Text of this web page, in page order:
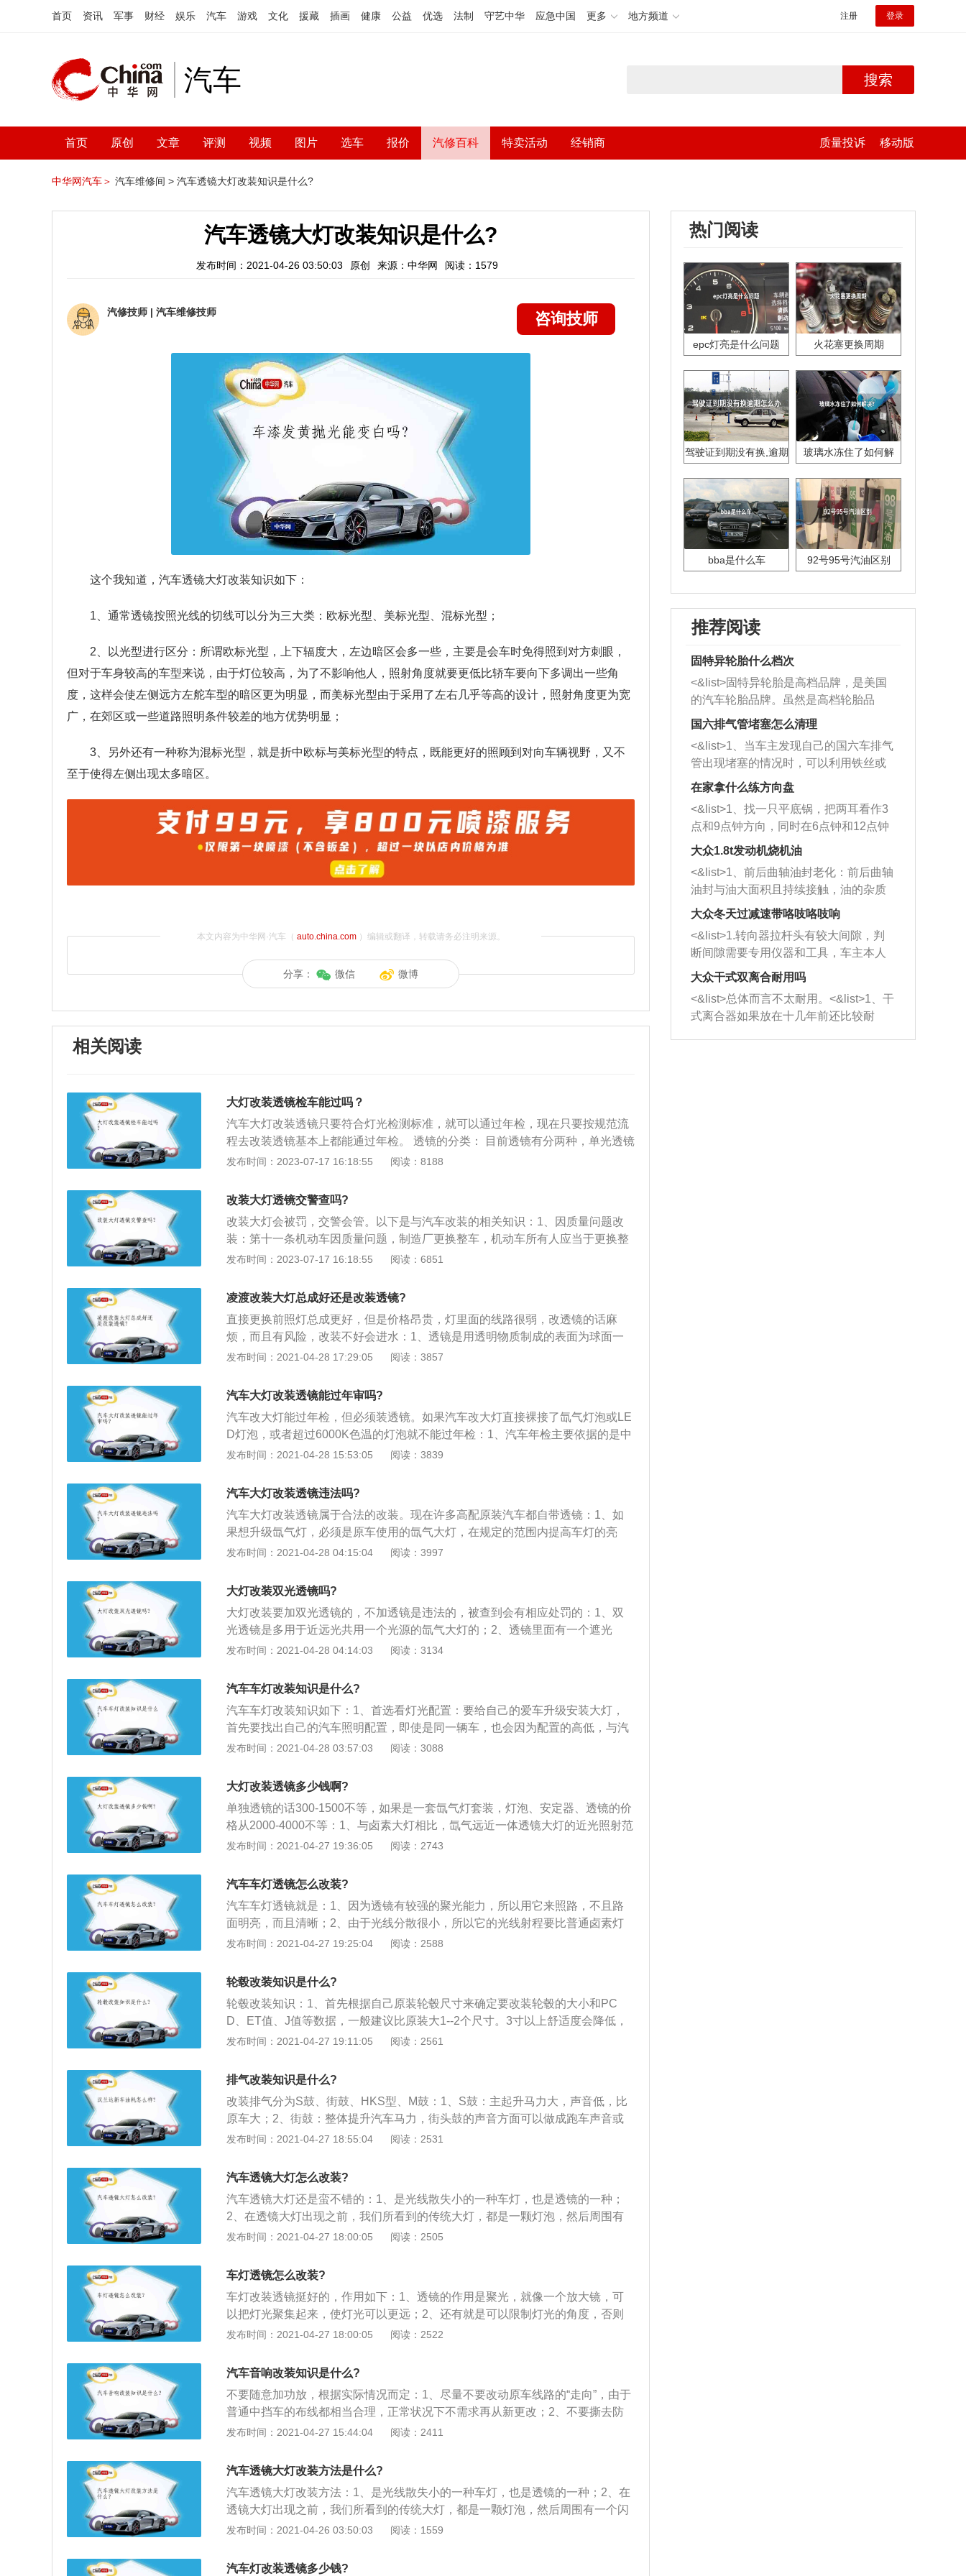
首页 资讯 军事 财经 娱乐 汽车 游戏 文化 援藏 插画 健康 公益 优选 法制 守艺中华 应急中国 更多 地方频道 注册 登录
汽车 搜索
首页 原创 文章 评测 视频 图片 选车 报价 汽修百科 特卖活动 经销商 质量投诉 移动版
中华网汽车＞ 汽车维修间 > 汽车透镜大灯改装知识是什么?
汽车透镜大灯改装知识是什么?
发布时间：2021-04-26 03:50:03 原创 来源：中华网 阅读：1579
汽修技师 | 汽车维修技师 咨询技师
这个我知道，汽车透镜大灯改装知识如下：
1、通常透镜按照光线的切线可以分为三大类：欧标光型、美标光型、混标光型；
2、以光型进行区分：所谓欧标光型，上下辐度大，左边暗区会多一些，主要是会车时免得照到对方刺眼，
但对于车身较高的车型来说，由于灯位较高，为了不影响他人，照射角度就要更低比轿车要向下多调出一些角
度，这样会使左侧远方左舵车型的暗区更为明显，而美标光型由于采用了左右几乎等高的设计，照射角度更为宽
广，在郊区或一些道路照明条件较差的地方优势明显；
3、另外还有一种称为混标光型，就是折中欧标与美标光型的特点，既能更好的照顾到对向车辆视野，又不
至于使得左侧出现太多暗区。
本文内容为中华网·汽车（ auto.china.com）编辑或翻译，转载请务必注明来源。
分享： 微信 微博
相关阅读
大灯改装透镜检车能过吗？
汽车大灯改装透镜只要符合灯光检测标准，就可以通过年检，现在只要按规范流
程去改装透镜基本上都能通过年检。 透镜的分类： 目前透镜有分两种，单光透镜
与双光透镜，需要根据汽车大灯结构来决定。单光透镜里面又分别设计有对应近
它能作类似远、近光转换变换，平时是近光状态，当同时开启远光时，它通过电
磁机构操作变光档片，使近光的灯光也分配到远光照射上去。 透镜的作用： 因为
氙气灯的光线强度很高，光线散射区域非常大。如果不加装透镜，全部光线是四
周散射，无论是照明性还是安全性都成问题（对于对头车是绝对杀手）。加装透
镜之后光线可以得到控制，无论是形状还是指向性才能得到保证。汽车改装注意
发布时间：2023-07-17 16:18:55 阅读：8188
改装大灯透镜交警查吗?
改装大灯会被罚，交警会管。以下是与汽车改装的相关知识：1、因质量问题改
装：第十一条机动车因质量问题，制造厂更换整车，机动车所有人应当于更换整
车后向车辆管理所申请变更登记，填写《机动车变更登记申请表》，提交法定证
回原行驶证，重新核发行驶证，收存机动车整车出厂合格证明或者进口机动车进
口凭证，退还原机动车整车出厂合格证明或者进口机动车进口凭证。不属于国家
机动车产品主管部门认定免予检验的车型，还应当查验机动车安全技术检验合格
证明。2、因营运需求改装：第十二条营运机动车改为非营运机动车或者非营运
机动车改为营运机动车、机动车所有人的住所迁出车辆管理所管辖区，应当于变
之日起一日内查验申请事项发生变更的证明，收回原行驶证，重新核发行驶证。
需要改变机动车登记编号，收回原号牌、行驶证，确定新的机动车登记编号，重
新核发号牌、行驶证和检验合格标志。机动车所有人的住所迁出车辆管理所管辖
当密封，交由机动车所有人携带，于九十日内到住所地车辆管理所申请机动车转
发布时间：2023-07-17 16:18:55 阅读：6851
凌渡改装大灯总成好还是改装透镜?
直接更换前照灯总成更好，但是价格昂贵，灯里面的线路很弱，改透镜的话麻
烦，而且有风险，改装不好会进水：1、透镜是用透明物质制成的表面为球面一
部分的光学元件，镜头是由几片透镜组成的，有塑胶透镜（plastic）和玻璃透镜
1G1P、1G2P、2G2P、4G等，透镜越多，成本越高；3、因此一个品质好的摄
像头应该是采用玻璃镜头的，其成像效果要比塑胶镜头好，在天文、军事、交
通、医学、艺术等领域发挥着重要作用。
发布时间：2021-04-28 17:29:05 阅读：3857
汽车大灯改装透镜能过年审吗?
汽车改大灯能过年检，但必须装透镜。如果汽车改大灯直接裸接了氙气灯泡或LE
D灯泡，或者超过6000K色温的灯泡就不能过年检：1、汽车年检主要依据的是中
华人民共和国国家标准GB7258-2012《机动车运行安全技术条件》，年检主要内
出不应眩目也就是只要裸接氙气灯泡或者LED大灯没有透镜的都判为不合格；
3、另外技术条件中对小车灯光的强制限制只有“前照灯远光光束发光强度最小值
要求”即达到18000，在用车15000（单位为坎德拉）；4、也就是年检检测灯光的
强度，国家的法规只有下限，没有上限，远光过了1450流明就没问题了。
发布时间：2021-04-28 15:53:05 阅读：3839
汽车大灯改装透镜违法吗?
汽车大灯改装透镜属于合法的改装。现在许多高配原装汽车都自带透镜：1、如
果想升级氙气灯，必须是原车使用的氙气大灯，在规定的范围内提高车灯的亮
度；2、还有就是对于原车使用卤素灯泡的车，要升级为氙气灯的话需要增加一
规定造成车辆年审不能通过，或在路上被交警查处。
发布时间：2021-04-28 04:15:04 阅读：3997
大灯改装双光透镜吗?
大灯改装要加双光透镜的，不加透镜是违法的，被查到会有相应处罚的：1、双
光透镜是多用于近远光共用一个光源的氙气大灯的；2、透镜里面有一个遮光
片，远近光是通过遮光片的上下移动实现的，这样，只需一个氙气灯泡，就可以
用，提高了汽车夜间行车的方便性和便利性。
发布时间：2021-04-28 04:14:03 阅读：3134
汽车车灯改装知识是什么?
汽车车灯改装知识如下：1、首选看灯光配置：要给自己的爱车升级安装大灯，
首先要找出自己的汽车照明配置，即使是同一辆车，也会因为配置的高低，与汽
车前照灯会有所不同，一般来说，低配的一般都是卤素灯，高配的一般会配氙气
碗的卤灯，改装的时候需要在原车灯碗上进行打孔安装，而带卤素灯的透镜，因
为新的氙灯和旧透镜可能不匹配，容易产生散光现象，以避免这种现象，为了避
免这种现象，建议更换新的氙气灯双光透镜，并增加安装专用支架；3，看看你
是否需要解码：一般来说，大多数需要解码的车型是欧美车型，而受欢迎的日本
车则不太可能需要解码。
发布时间：2021-04-28 03:57:03 阅读：3088
大灯改装透镜多少钱啊?
单独透镜的话300-1500不等，如果是一套氙气灯套装，灯泡、安定器、透镜的价
格从2000-4000不等：1、与卤素大灯相比，氙气远近一体透镜大灯的近光照射范
围更宽广、更均匀同时也更明亮。其近光灯的明暗切割线更加明显，在夜间行驶
素灯所望尘莫及；2、在远近光的切变上，机电一体化的透镜变光系统更是远胜
于卤素大灯，在透镜用令人难以置信的快如闪电的频率变光时，卤素灯只有无奈
的把灯丝点亮、熄灭、再点亮、再熄灭；3、透镜式灯头的大灯相比采用传统灯
头的大灯具有，亮度均匀，穿透力强，所以他不管在雨天还是在大雾天气都有较
强的穿透力。从而能让迎面驶来的车辆短时间收到灯光信息，避免事故的发生。
发布时间：2021-04-27 19:36:05 阅读：2743
汽车车灯透镜怎么改装?
汽车车灯透镜就是：1、因为透镜有较强的聚光能力，所以用它来照路，不且路
面明亮，而且清晰；2、由于光线分散很小，所以它的光线射程要比普通卤素灯
要远和清晰。故而能使您在第一时间看到远处的事物，避免开过路口或错过目
强，所以他不管在雨天还是在大雾天气都有较强的穿透力。从而能让迎面驶来的
车辆第一时间收到灯光信息，避免事故的发生；4、透镜里面的HID灯泡寿命是普
通灯泡的8到10赔，从而减去让您老是要换灯所带来的不必要麻烦；5、透镜氙气
灯不需要加装任何供电系统，因为真正的HID气体放电灯，要有一颗电压安定
器，12V电压，接着再将电压转成正常电压，稳定持续供应氙气灯泡发光。从而
发布时间：2021-04-27 19:25:04 阅读：2588
轮毂改装知识是什么?
轮毂改装知识：1、首先根据自己原装轮毂尺寸来确定要改装轮毂的大小和PC
D、ET值、J值等数据，一般建议比原装大1--2个尺寸。3寸以上舒适度会降低，
油耗增加明显，也可能导致塔顶、车架受损；2、这个时候也要将汽车刹车系统
产生决定性的影响；3、当然轮胎也是要一开始就确定的，因为轮胎是不可以定
制的，所以确定轮毂数据的时候就要看有没有合适的轮胎可以装。
发布时间：2021-04-27 19:11:05 阅读：2561
排气改装知识是什么?
改装排气分为S鼓、街鼓、HKS型、M鼓：1、S鼓：主起升马力大，声音低，比
原车大；2、街鼓：整体提升汽车马力，街头鼓的声音方面可以做成跑车声音或
反压声音；3、HKS型：直接推高转马力，声音像赛车一样，像传说中听到的声
称奥地利狐头、尾鼓鼓漆，非常高挡，声音很安静，只比原车大一点，声音很
低，整体马力增加，是改装排气中的高端产品。
发布时间：2021-04-27 18:55:04 阅读：2531
汽车透镜大灯怎么改装?
汽车透镜大灯还是蛮不错的：1、是光线散失小的一种车灯，也是透镜的一种；
2、在透镜大灯出现之前，我们所看到的传统大灯，都是一颗灯泡，然后周围有
一个闪闪发光的银色“碗”，也就是我们所说的聚光杯，将发散的灯光聚集成一束
聚光杯将灯光聚集成一束平行光，再通过凸透镜发散成扇形光。
发布时间：2021-04-27 18:00:05 阅读：2505
车灯透镜怎么改装?
车灯改装透镜挺好的，作用如下：1、透镜的作用是聚光，就像一个放大镜，可
以把灯光聚集起来，使灯光可以更远；2、还有就是可以限制灯光的角度，否则
灯光会向周围散开，影响到对面车主和行人；3、透镜的功能除了控制光线的发
发布时间：2021-04-27 18:00:05 阅读：2522
汽车音响改装知识是什么?
不要随意加功放，根据实际情况而定：1、尽量不要改动原车线路的“走向”，由于
普通中挡车的布线都相当合理，正常状况下不需求再从新更改；2、不要撕去防
水膜。普通拆下车门内饰后，可以看见金属门框上附有一层防水膜，良多施工人
换原有线束。因为中挡车用电设备比拟多，悉数都运用较大负荷的线束，所以不
必担忧由于负荷过大而改换线束。
发布时间：2021-04-27 15:44:04 阅读：2411
汽车透镜大灯改装方法是什么?
汽车透镜大灯改装方法：1、是光线散失小的一种车灯，也是透镜的一种；2、在
透镜大灯出现之前，我们所看到的传统大灯，都是一颗灯泡，然后周围有一个闪
闪发光的银色“碗”，也就是我们所说的聚光杯，将发散的灯光聚集成一束扇形
杯将灯光聚集成一束平行光，再通过凸透镜发散成扇形光。
发布时间：2021-04-26 03:50:03 阅读：1559
汽车灯改装透镜多少钱?
热门阅读
epc灯亮是什么问题 火花塞更换周期
驾驶证到期没有换,逾期
玻璃水冻住了如何解
bba是什么车 92号95号汽油区别
推荐阅读
固特异轮胎什么档次
<&list>固特异轮胎是高档品牌，是美国
的汽车轮胎品牌。虽然是高档轮胎品
牌，但是中高低端的轮胎都有生产，这
也是为了更好的开拓市场。
国六排气管堵塞怎么清理
<&list>1、当车主发现自己的国六车排气
管出现堵塞的情况时，可以利用铁丝或
者是细棍，直接将杂物给取出来，如果
堵塞情况比较严重，也可以采取应急措
施。 <&list>2、直接利用木棍将所有的
杂物推到排气管里面的位置处，然后将
三元催化器拆解开，就可以将堵塞的东
西取出来。但如果是因为积碳过多引起
的堵塞，就需要将三元催化器泡在草酸
洗剂对堵塞的情况得到解决，将清洗剂
放在燃油箱中，与燃油混合后，车辆启
动时，就可以和汽油一起进入到燃烧
室，最后形成废气排出，就可以让三元
催化器得到清洗，排气管堵塞的情况就
能够得到解决。
在家拿什么练方向盘
<&list>1、找一只平底锅，把两耳看作3
点和9点钟方向，同时在6点钟和12点钟
方向做一个标记。 <&list>2、双手握住
一圈半的练习，往右同样也要打相同的
圈数。 <&list>3、最后强调要反复练
习，这样就可以形成肌肉记忆，在真实
驾驶车辆时，不需要记忆也能打好方
向。
大众1.8t发动机烧机油
<&list>1、前后曲轴油封老化：前后曲轴
油封与油大面积且持续接触，油的杂质
和发动机内持续温度变化使其密封效果
逐渐减弱，导致渗油或漏油。<&list>2、
活塞间隙过大：积碳会使活塞环与缸体
的间隙扩大，导致机油流入燃烧室中，
造成烧机油。<&list>3、机油粘度。使用
机油粘度过小的话，同样会有烧机油现
象，机油粘度过小具有很好的流动性，
大众冬天过减速带咯吱咯吱响
<&list>1.转向器拉杆头有较大间隙，判
断间隙需要专用仪器和工具，车主本人
无法制作，需要将车辆送到修理厂或4s
店；<&list>2.车辆半轴套管防尘罩破
裂，破裂后会出现漏油现象，使半轴磨
损严重，磨损的半轴容易损坏，产生异
响；<&list>3.稳定器的转向胶套和球头
大众干式双离合耐用吗
<&list>总体而言不太耐用。<&list>1、干
式离合器如果放在十几年前还比较耐